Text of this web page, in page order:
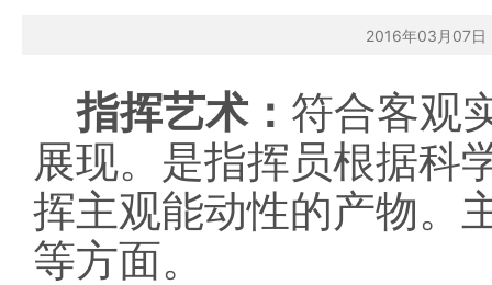
2016年03月07
指挥艺术： 符合客观
展现。是指挥员根据科
挥主观能动性的产物。
等方面。